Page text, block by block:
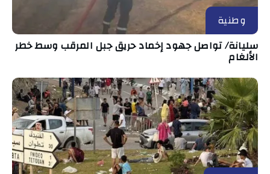
وطنية
سليانة/ تواصل جهود إخماد حريق جبل المرقب وسط خطر
الألغام